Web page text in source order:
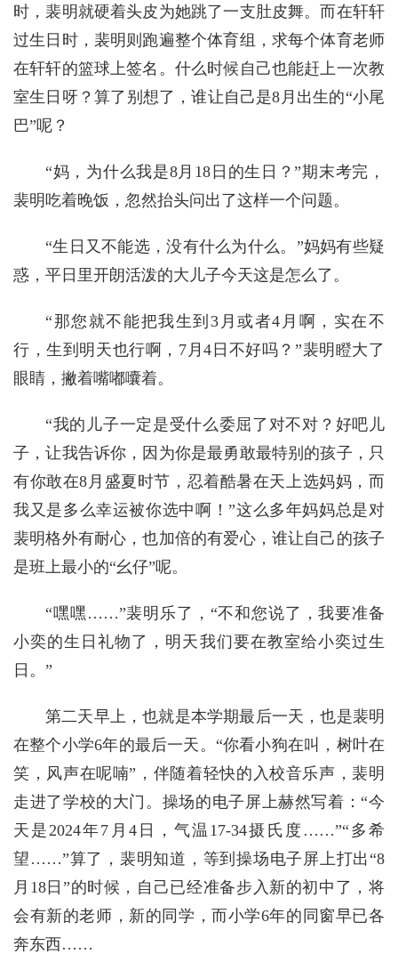
时，裴明就硬着头皮为她跳了一支肚皮舞。而在轩轩
过生日时，裴明则跑遍整个体育组，求每个体育老师
在轩轩的篮球上签名。什么时候自己也能赶上一次教
室生日呀？算了别想了，谁让自己是8月出生的“小尾
巴”呢？
“妈，为什么我是8月18日的生日？”期末考完，
裴明吃着晚饭，忽然抬头问出了这样一个问题。
“生日又不能选，没有什么为什么。”妈妈有些疑
惑，平日里开朗活泼的大儿子今天这是怎么了。
“那您就不能把我生到3月或者4月啊，实在不
行，生到明天也行啊，7月4日不好吗？”裴明瞪大了
眼睛，撇着嘴嘟囔着。
“我的儿子一定是受什么委屈了对不对？好吧儿
子，让我告诉你，因为你是最勇敢最特别的孩子，只
有你敢在8月盛夏时节，忍着酷暑在天上选妈妈，而
我又是多么幸运被你选中啊！”这么多年妈妈总是对
裴明格外有耐心，也加倍的有爱心，谁让自己的孩子
是班上最小的“幺仔”呢。
“嘿嘿……”裴明乐了，“不和您说了，我要准备
小奕的生日礼物了，明天我们要在教室给小奕过生
日。”
第二天早上，也就是本学期最后一天，也是裴明
在整个小学6年的最后一天。“你看小狗在叫，树叶在
笑，风声在呢喃”，伴随着轻快的入校音乐声，裴明
走进了学校的大门。操场的电子屏上赫然写着：“今
天是2024年7月4日，气温17-34摄氏度……”“多希
望……”算了，裴明知道，等到操场电子屏上打出“8
月18日”的时候，自己已经准备步入新的初中了，将
会有新的老师，新的同学，而小学6年的同窗早已各
奔东西……